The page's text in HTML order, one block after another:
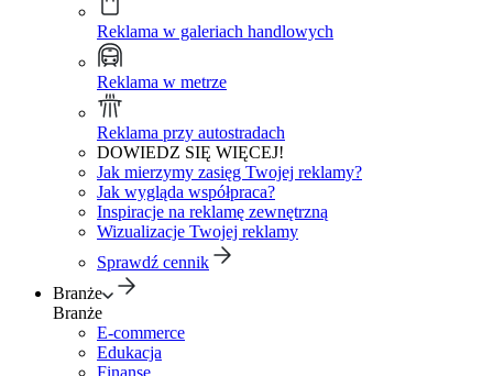
Reklama w galeriach handlowych
Reklama w metrze
Reklama przy autostradach
DOWIEDZ SIĘ WIĘCEJ!
Jak mierzymy zasięg Twojej reklamy?
Jak wygląda współpraca?
Inspiracje na reklamę zewnętrzną
Wizualizacje Twojej reklamy
Sprawdź cennik
Branże
Branże
E-commerce
Edukacja
Finanse